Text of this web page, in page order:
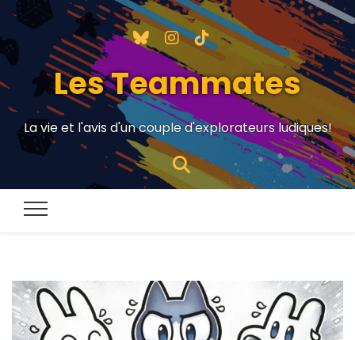
Les Teammates
La vie et l'avis d'un couple d'explorateurs ludiques!